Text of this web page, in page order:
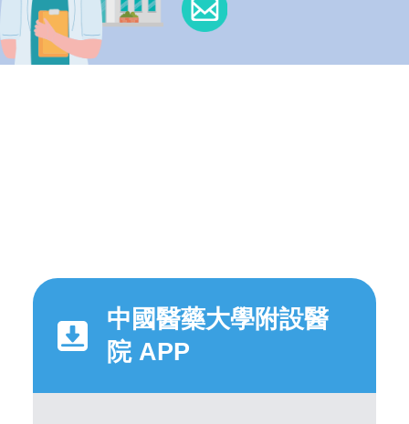
中國醫藥大學附設醫
院 APP